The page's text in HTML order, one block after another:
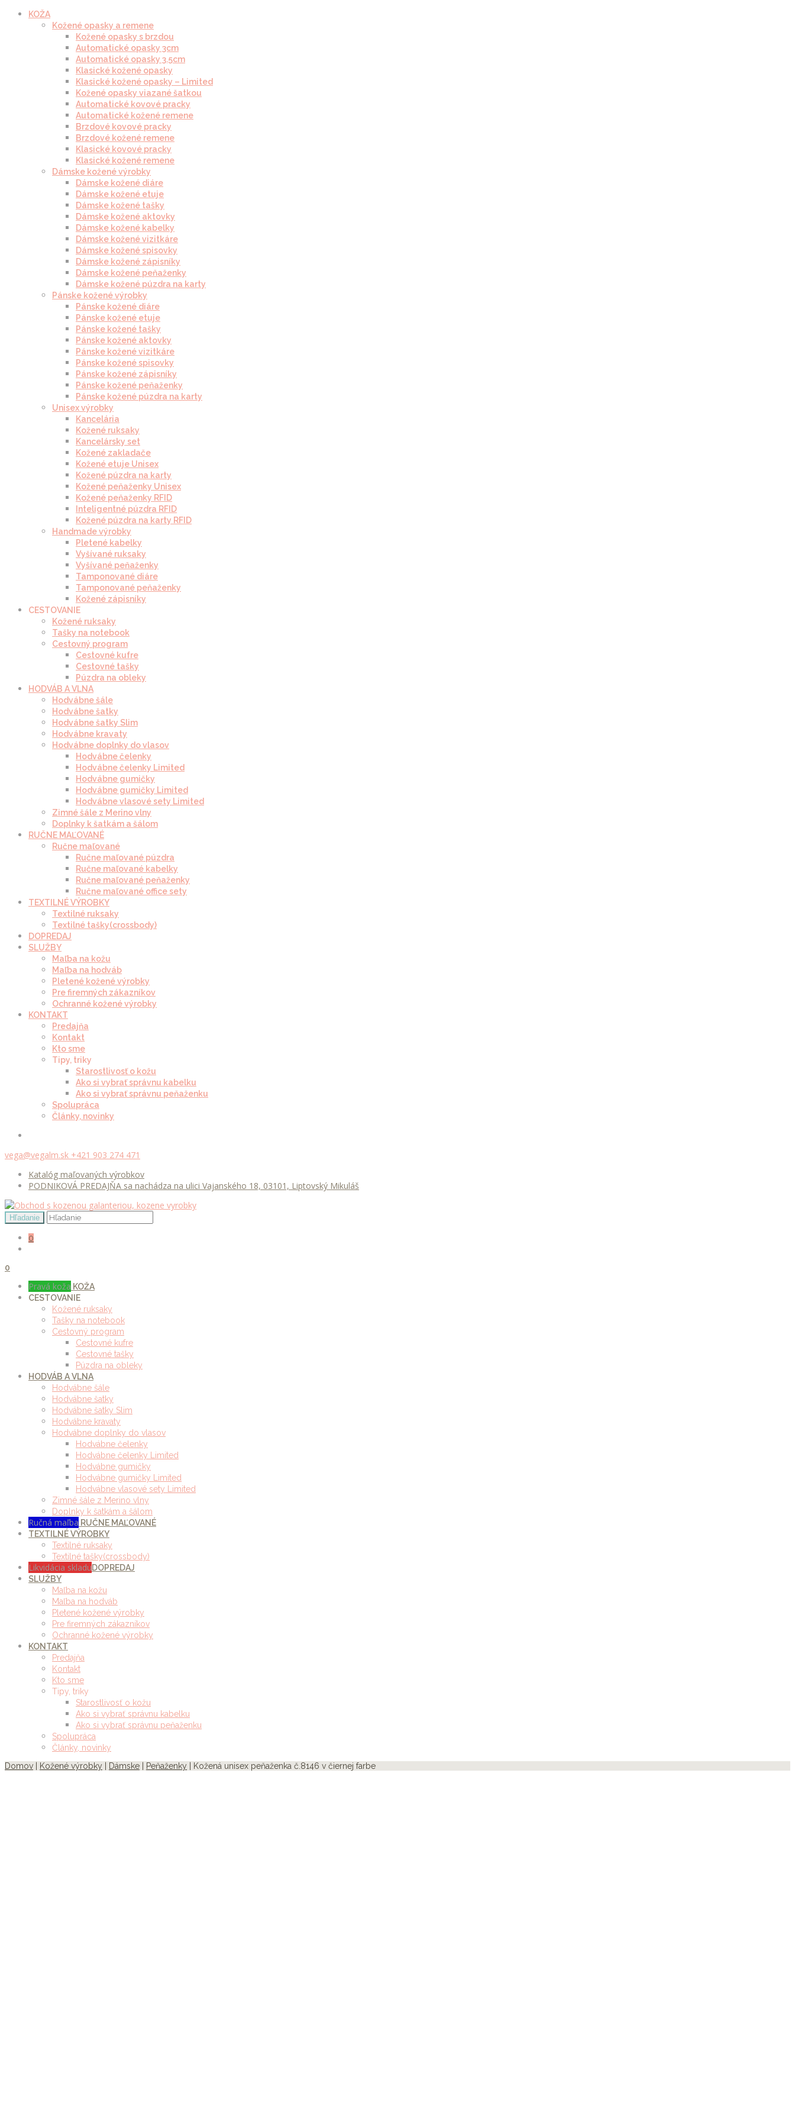
KOŽA
Kožené opasky a remene
Kožené opasky s brzdou
Automatické opasky 3cm
Automatické opasky 3.5cm
Klasické kožené opasky
Klasické kožené opasky – Limited
Kožené opasky viazané šatkou
Automatické kovové pracky
Automatické kožené remene
Brzdové kovové pracky
Brzdové kožené remene
Klasické kovové pracky
Klasické kožené remene
Dámske kožené výrobky
Dámske kožené diáre
Dámske kožené etuje
Dámske kožené tašky
Dámske kožené aktovky
Dámske kožené kabelky
Dámske kožené vizitkáre
Dámske kožené spisovky
Dámske kožené zápisníky
Dámske kožené peňaženky
Dámske kožené púzdra na karty
Pánske kožené výrobky
Pánske kožené diáre
Pánske kožené etuje
Pánske kožené tašky
Pánske kožené aktovky
Pánske kožené vizitkáre
Pánske kožené spisovky
Pánske kožené zápisníky
Pánske kožené peňaženky
Pánske kožené púzdra na karty
Unisex výrobky
Kancelária
Kožené ruksaky
Kancelársky set
Kožené zakladače
Kožené etuje Unisex
Kožené púzdra na karty
Kožené peňaženky Unisex
Kožené peňaženky RFID
Inteligentné púzdra RFID
Kožené púzdra na karty RFID
Handmade výrobky
Pletené kabelky
Vyšívané ruksaky
Vyšívané peňaženky
Tamponované diáre
Tamponované peňaženky
Kožené zápisníky
CESTOVANIE
Kožené ruksaky
Tašky na notebook
Cestovný program
Cestovné kufre
Cestovné tašky
Púzdra na obleky
HODVÁB A VLNA
Hodvábne šále
Hodvábne šatky
Hodvábne šatky Slim
Hodvábne kravaty
Hodvábne doplnky do vlasov
Hodvábne čelenky
Hodvábne čelenky Limited
Hodvábne gumičky
Hodvábne gumičky Limited
Hodvábne vlasové sety Limited
Zimné šále z Merino vlny
Doplnky k šatkám a šálom
RUČNE MAĽOVANÉ
Ručne maľované
Ručne maľované púzdra
Ručne maľované kabelky
Ručne maľované peňaženky
Ručne maľované office sety
TEXTILNÉ VÝROBKY
Textilné ruksaky
Textilné tašky(crossbody)
DOPREDAJ
SLUŽBY
Maľba na kožu
Maľba na hodváb
Pletené kožené výrobky
Pre firemných zákazníkov
Ochranné kožené výrobky
KONTAKT
Predajňa
Kontakt
Kto sme
Tipy, triky
Starostlivosť o kožu
Ako si vybrať správnu kabelku
Ako si vybrať správnu peňaženku
Spolupráca
Články, novinky
vega@vegalm.sk +421 903 274 471
Katalóg maľovaných výrobkov
PODNIKOVÁ PREDAJŇA sa nachádza na ulici Vajanského 18, 03101, Liptovský Mikuláš
0
0
Pravá koža KOŽA
CESTOVANIE
Kožené ruksaky
Tašky na notebook
Cestovný program
Cestovné kufre
Cestovné tašky
Púzdra na obleky
HODVÁB A VLNA
Hodvábne šále
Hodvábne šatky
Hodvábne šatky Slim
Hodvábne kravaty
Hodvábne doplnky do vlasov
Hodvábne čelenky
Hodvábne čelenky Limited
Hodvábne gumičky
Hodvábne gumičky Limited
Hodvábne vlasové sety Limited
Zimné šále z Merino vlny
Doplnky k šatkám a šálom
Ručná maľba RUČNE MAĽOVANÉ
TEXTILNÉ VÝROBKY
Textilné ruksaky
Textilné tašky(crossbody)
Likvidácia skladuDOPREDAJ
SLUŽBY
Maľba na kožu
Maľba na hodváb
Pletené kožené výrobky
Pre firemných zákazníkov
Ochranné kožené výrobky
KONTAKT
Predajňa
Kontakt
Kto sme
Tipy, triky
Starostlivosť o kožu
Ako si vybrať správnu kabelku
Ako si vybrať správnu peňaženku
Spolupráca
Články, novinky
Domov
Kožené výrobky Dámske Peňaženky | Kožená unisex peňaženka č.8146 v čiernej farbe